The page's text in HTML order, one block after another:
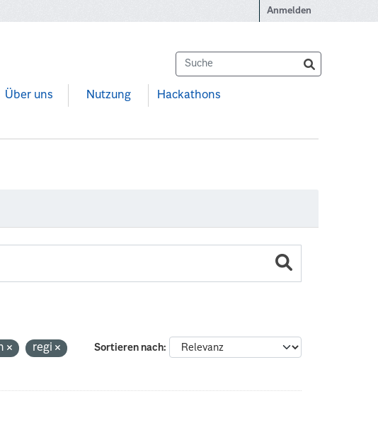
Anmelden
Über uns Nutzung Hackathons
Sortieren nach
regi